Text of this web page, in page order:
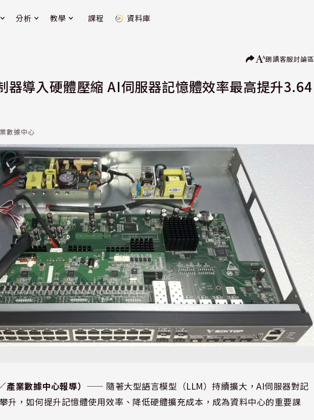
分析 教學 課程 資料庫
朗讀客服討論區
器導入硬體壓縮 AI伺服器記憶體效率最高提升3.64
數據中心
業數據中心報導） ⸺ 隨著大型語言模型（LLM）持續擴大，AI伺服器對記
升，如何提升記憶體使用效率、降低硬體擴充成本，成為資料中心的重要課